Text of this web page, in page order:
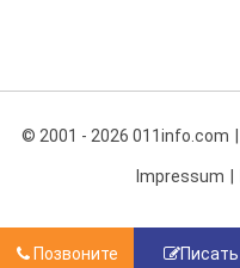
Позвоните Писать
© 2001 - 2026 011info.com
Impressum